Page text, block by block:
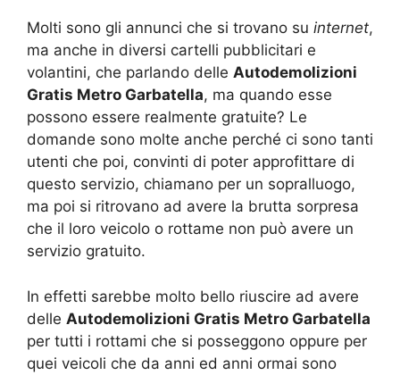
Molti sono gli annunci che si trovano su internet,
ma anche in diversi cartelli pubblicitari e
volantini, che parlando delle Autodemolizioni
Gratis Metro Garbatella, ma quando esse
possono essere realmente gratuite? Le
domande sono molte anche perché ci sono tanti
utenti che poi, convinti di poter approfittare di
questo servizio, chiamano per un sopralluogo,
ma poi si ritrovano ad avere la brutta sorpresa
che il loro veicolo o rottame non può avere un
servizio gratuito.
In effetti sarebbe molto bello riuscire ad avere
delle Autodemolizioni Gratis Metro Garbatella
per tutti i rottami che si posseggono oppure per
quei veicoli che da anni ed anni ormai sono